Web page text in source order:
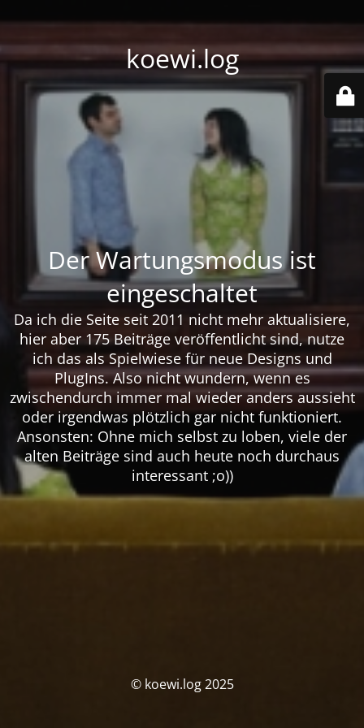
koewi.log
Der Wartungsmodus ist
eingeschaltet
Da ich die Seite seit 2011 nicht mehr aktualisiere,
hier aber 175 Beiträge veröffentlicht sind, nutze
ich das als Spielwiese für neue Designs und
PlugIns. Also nicht wundern, wenn es
zwischendurch immer mal wieder anders aussieht
oder irgendwas plötzlich gar nicht funktioniert.
Ansonsten: Ohne mich selbst zu loben, viele der
alten Beiträge sind auch heute noch durchaus
interessant ;o))
© koewi.log 2025